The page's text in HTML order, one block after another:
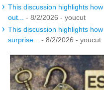
This discussion highlights
out...
- 8/2/2026 - youcut
This discussion highlights
surprise...
- 8/2/2026 - youcut